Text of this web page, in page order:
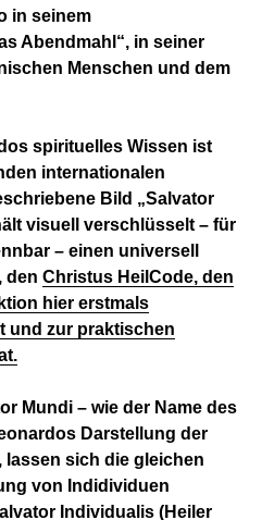
in seinem
Abendmahl“, in seiner
Menschen und dem
spirituelles Wissen ist
internationalen
Bild „Salvator
visuell verschlüsselt – für
– einen universell
denChristus HeilCode, den
hier erstmals
und zur praktischen
Mundi – wie der Name des
Darstellung der
lassen sich die gleichen
von Indidividuen
Individualis (Heiler